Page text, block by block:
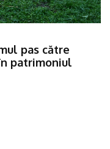
pas către
patrimoniul